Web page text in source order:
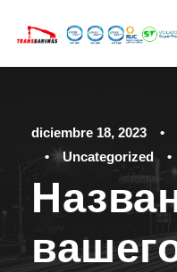
diciembre 18, 2023 •
•
Uncategorized •